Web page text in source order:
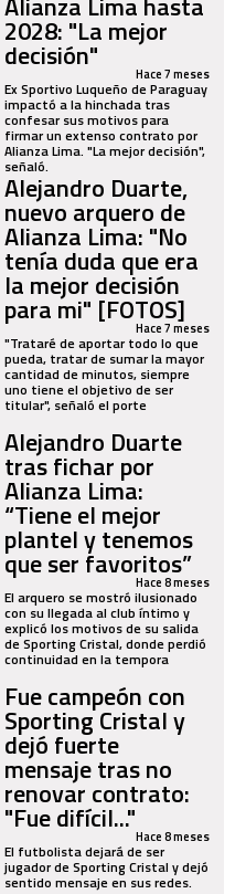
2028: "La mejor
decisión" Hace 7 meses
Ex Sportivo Luqueño de Paraguay
impactó a la hinchada tras
confesar sus motivos para
firmar un extenso contrato por
Alianza Lima. "La mejor decisión",
señaló.
Alejandro Duarte,
nuevo arquero de
Alianza Lima: "No
tenía duda que era
la mejor decisión
para mi" [FOTOS]
Hace 7 meses
"Trataré de aportar todo lo que
pueda, tratar de sumar la mayor
cantidad de minutos, siempre
uno tiene el objetivo de ser
titular", señaló el porte
Alejandro Duarte
tras fichar por
Alianza Lima:
“Tiene el mejor
plantel y tenemos
que ser favoritos”
Hace 8 meses
El arquero se mostró ilusionado
con su llegada al club íntimo y
explicó los motivos de su salida
de Sporting Cristal, donde perdió
continuidad en la tempora
Fue campeón con
Sporting Cristal y
dejó fuerte
mensaje tras no
renovar contrato:
"Fue difícil..."Hace 8 meses
El futbolista dejará de ser
jugador de Sporting Cristal y dejó
sentido mensaje en sus redes.